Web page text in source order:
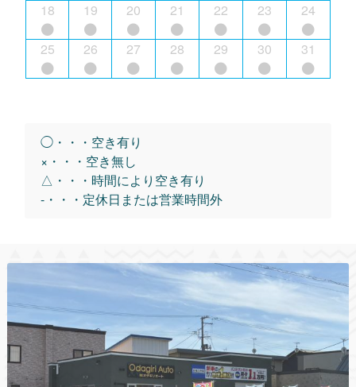
18 19 20 21 22 23 24
25 26 27 28 29 30 31
◯・・・空き有り
×・・・空き無し
△・・・時間により空き有り
-・・・定休日または営業時間外